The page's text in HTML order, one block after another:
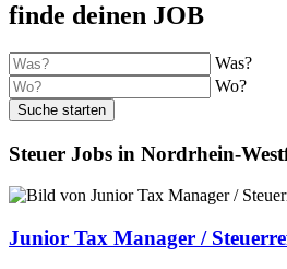
finde deinen JOB
Was?
Wo?
Suche starten
Steuer Jobs in Nordrhein-
Junior Tax Manager /